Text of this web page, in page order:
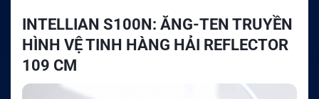
INTELLIAN S100N: ĂNG-TEN TRUYỀN
HÌNH VỆ TINH HÀNG HẢI REFLECTOR
109 CM